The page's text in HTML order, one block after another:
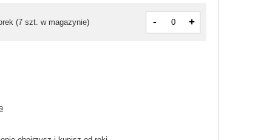
(7 szt. w magazynie) - +